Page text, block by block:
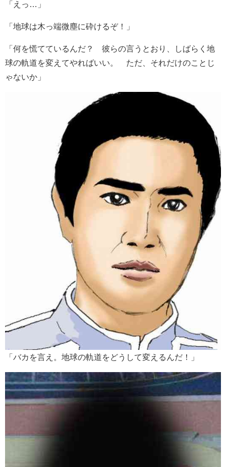
「えっ…」
「地球は木っ端微塵に砕けるぞ！」
「何を慌てているんだ？ 彼らの言うとおり、しばらく地
球の軌道を変えてやればいい。 ただ、それだけのことじ
ゃないか」
「バカを言え。地球の軌道をどうして変えるんだ！」